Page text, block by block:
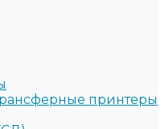
принтеры